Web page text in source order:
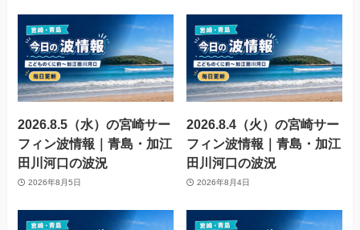
2026.8.5（水）の宮崎サー
フィン波情報｜青島・加江
田川河口の波況
2026年8月5日
2026.8.4（火）の宮崎サー
フィン波情報｜青島・加江
田川河口の波況
2026年8月4日